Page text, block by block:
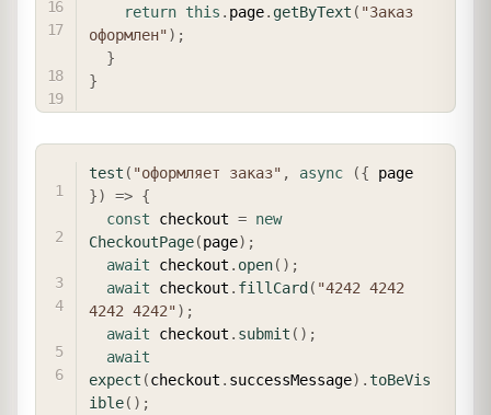
return this . page. getByText ( "Заказ
оформлен") ;
}
}
test ( "оформляет заказ" , async ({
}) => {
const checkout = new
CheckoutPage(page) ;
await checkout . open( ) ;
await checkout . fillCard ( "4242 4242
4242 4242") ;
await checkout . submit ( ) ;
await
expect (checkout . successMessage) .toBeVis
ible( ) ;